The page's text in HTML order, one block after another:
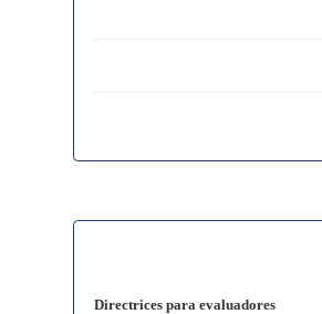
Directrices para evaluadores